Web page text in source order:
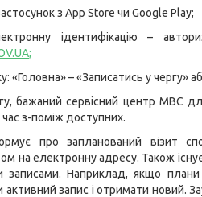
з App Store чи Google Play;
ідентифікацію –
;
«Головна» – «Записатись у чергу»
бажаний сервісний центр МВС
з-поміж доступних.
про запланований візит
на електронну адресу. Також
записами. Наприклад, якщо плани
активний запис і отримати новий.